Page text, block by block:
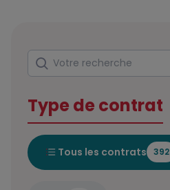
Rechercher
Votre recherche
Type de contrat
Tous les contrats 392